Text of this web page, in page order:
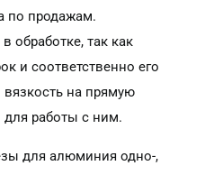
по продажам.
обработке, так как
и соответственно его
вязкость на прямую
работы с ним.
для алюминия одно-,